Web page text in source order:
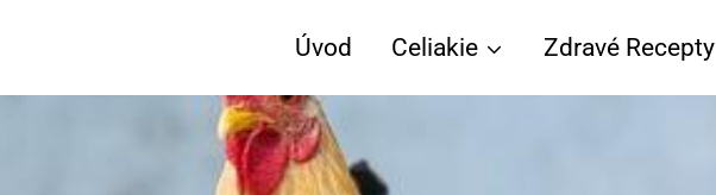
Úvod Celiakie Zdravé Recepty